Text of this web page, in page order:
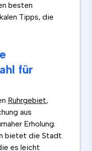
besten
Tipps, die
für
Ruhrgebiet,
aus
Erholung.
bietet die Stadt
es leicht